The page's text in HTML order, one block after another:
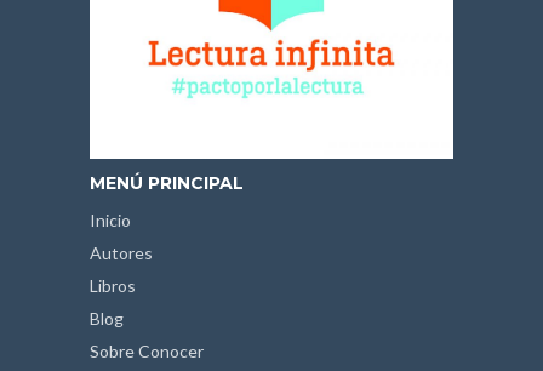
MENÚ PRINCIPAL
Inicio
Autores
Libros
Blog
Sobre Conocer